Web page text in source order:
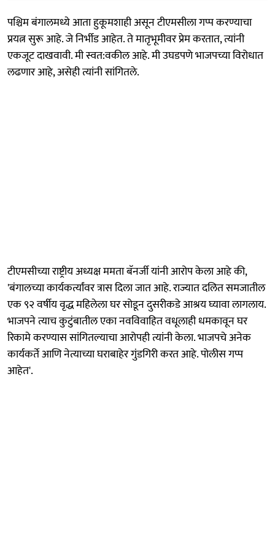
पश्चिम बंगालमध्ये आता हुकूमशाही असून टीएमसीला गप्प करण्याचा
प्रयत्न सुरू आहे. जे निर्भीड आहेत. ते मातृभूमीवर प्रेम करतात, त्यांनी
एकजूट दाखवावी. मी स्वत:वकील आहे. मी उघडपणे भाजपच्या विरोधात
लढणार आहे, असेही त्यांनी सांगितले.
टीएमसीच्या राष्ट्रीय अध्यक्ष ममता बॅनर्जी यांनी आरोप केला आहे की,
'बंगालच्या कार्यकर्त्यांवर त्रास दिला जात आहे. राज्यात दलित समजातील
एक ९२ वर्षीय वृद्ध महिलेला घर सोडून दुसरीकडे आश्रय घ्यावा लागलाय.
भाजपने त्याच कुटुंबातील एका नवविवाहित वधूलाही धमकावून घर
रिकामे करण्यास सांगितल्याचा आरोपही त्यांनी केला. भाजपचे अनेक
कार्यकर्ते आणि नेत्याच्या घराबाहेर गुंडगिरी करत आहे. पोलीस गप्प
आहेत'.